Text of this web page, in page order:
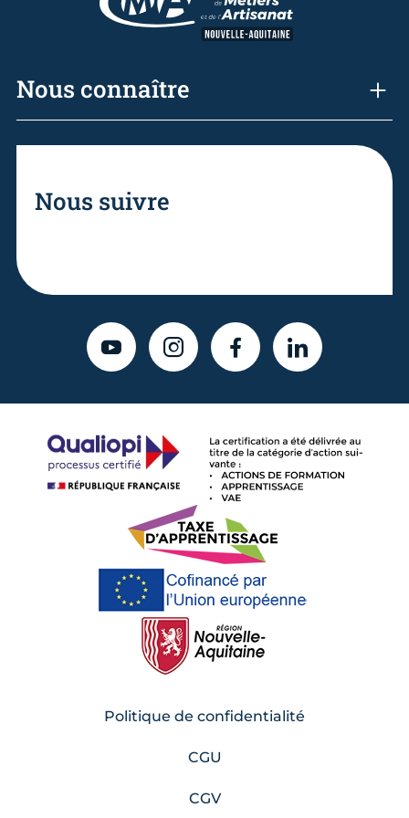
Nous connaître
Nous suivre
YOUTUBEINSTAGRAMFACEBOOKLINKEDIN
Politique de confidentialité
CGU
CGV